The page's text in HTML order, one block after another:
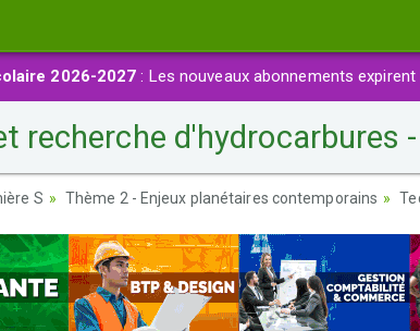
2026-2027 : Les nouveaux abonnements
recherche d'hydrocarbures
S Thème 2 - Enjeux planétaires contemporains